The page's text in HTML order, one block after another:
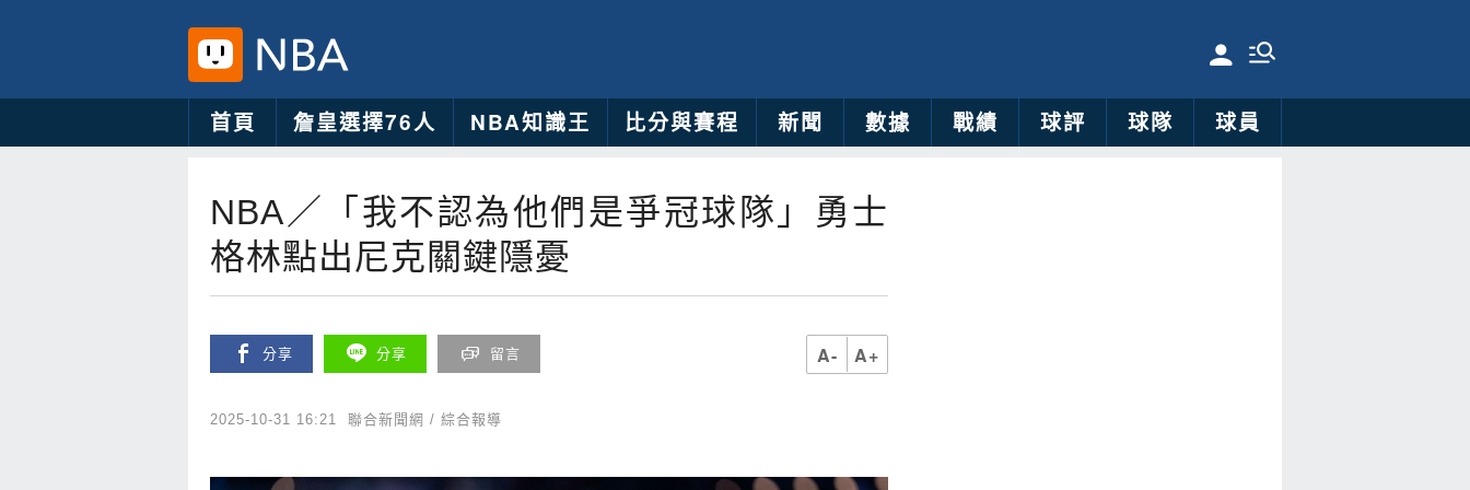
首頁 詹皇選擇76人 NBA知識王 比分與賽程 新聞 數據 戰績 球評 球隊 球員
NBA／「我不認為他們是爭冠球隊」勇士
格林點出尼克關鍵隱憂
分享 分享 留言 A- A+
2025-10-31 16:21 聯合新聞網 / 綜合報導